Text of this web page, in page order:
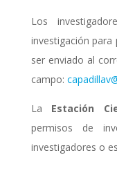
Los
investigación para
ser enviado al
campo:
La Estación
permisos de
investigadores o